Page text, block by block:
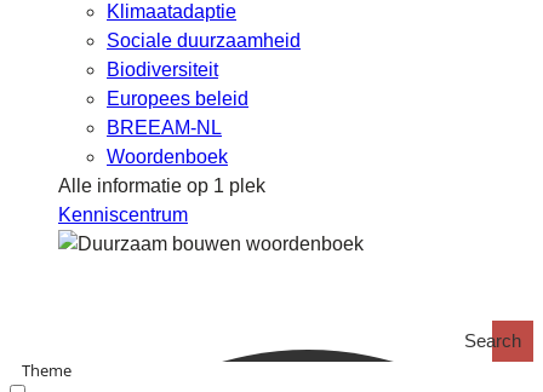
Klimaatadaptie
Sociale duurzaamheid
Biodiversiteit
Europees beleid
BREEAM-NL
Woordenboek
Alle informatie op 1 plek
Kenniscentrum
Search
Theme